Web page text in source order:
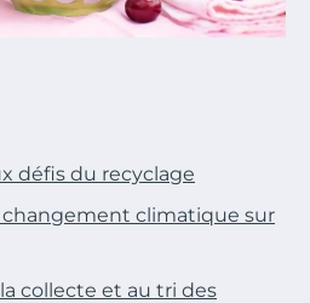
défis du recyclage
changement climatique sur
collecte et au tri des